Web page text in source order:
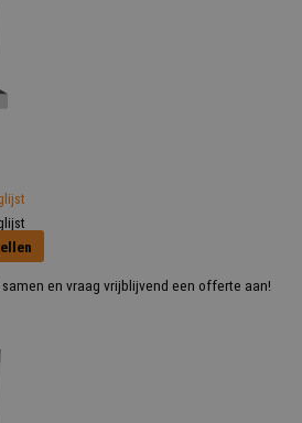
en vraag vrijblijvend een offerte aan!